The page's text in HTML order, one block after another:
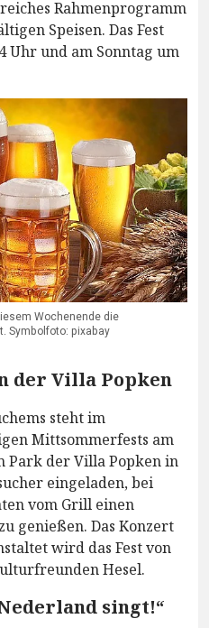
Rahmenprogramm
Speisen. Das Fest
Uhr und am Sonntag um
Wochenende die
Symbolfoto: pixabay
der Villa Popken
steht im
Mittsommerfests am
Park der Villa Popken in
eingeladen, bei
vom Grill einen
genießen. Das Konzert
wird das Fest von
Hesel.
singt!“